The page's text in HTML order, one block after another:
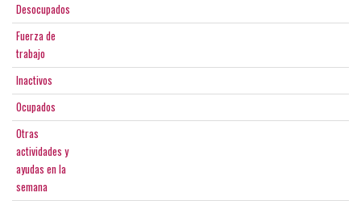
Desocupados
Fuerza de
trabajo
Inactivos
Ocupados
Otras
actividades y
ayudas en la
semana